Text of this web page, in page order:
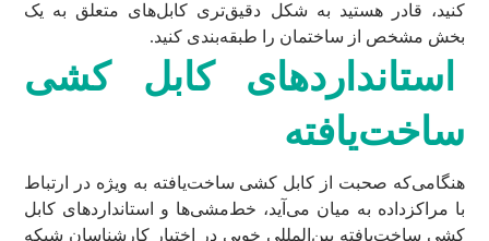
کنید، قادر هستید به شکل دقیق‌تری کابل‌های متعلق به یک
بخش مشخص از ساختمان را طبقه‌بندی کنید.
استانداردهای کابل کشی
ساخت‌یافته
هنگامی‌که صحبت از کابل کشی ساخت‌یافته به ویژه در ارتباط
با مراکزداده به میان می‌آید، خط‌مشی‌ها و استانداردهای کابل
کشی ساخت‌یافته بین‌المللی خوبی در اختیار کارشناسان شبکه